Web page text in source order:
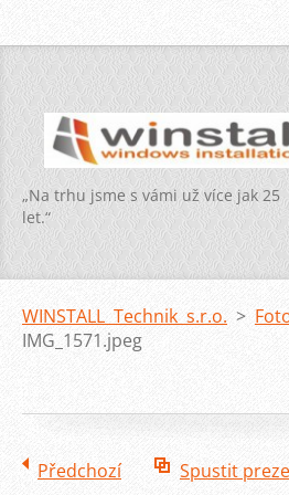
„Na trhu jsme s vámi už více jak 25
let.“
WINSTALL Technik s.r.o. >
IMG_1571.jpeg
Předchozí Spustit